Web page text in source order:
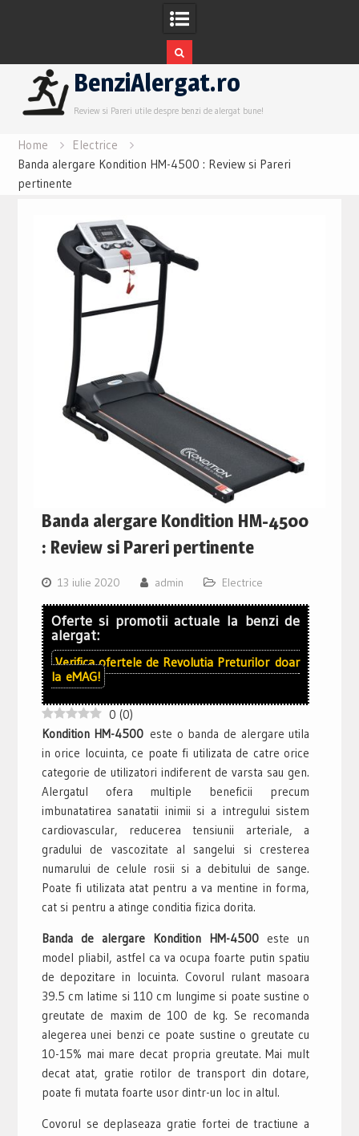
content
BenziAlergat.ro
Review si Pareri utile despre benzi de alergat bune!
Home
Electrice
Banda alergare Kondition HM-4500 : Review si Pareri
pertinente
Banda alergare Kondition HM-4500
: Review si Pareri pertinente
13 iulie 2020 admin Electrice
Oferte si promotii actuale la benzi de
alergat:
Verifica ofertele de Revolutia Preturilor doar
la eMAG!
0 (0)
Kondition HM-4500 este o banda de alergare utila
in orice locuinta, ce poate fi utilizata de catre orice
categorie de utilizatori indiferent de varsta sau gen.
Alergatul ofera multiple beneficii precum
imbunatatirea sanatatii inimii si a intregului sistem
cardiovascular, reducerea tensiunii arteriale, a
gradului de vascozitate al sangelui si cresterea
numarului de celule rosii si a debitului de sange.
Poate fi utilizata atat pentru a va mentine in forma,
cat si pentru a atinge conditia fizica dorita.
Banda de alergare Kondition HM-4500 este un
model pliabil, astfel ca va ocupa foarte putin spatiu
de depozitare in locuinta. Covorul rulant masoara
39.5 cm latime si 110 cm lungime si poate sustine o
greutate de maxim de 100 de kg. Se recomanda
alegerea unei benzi ce poate sustine o greutate cu
10-15% mai mare decat propria greutate. Mai mult
decat atat, gratie rotilor de transport din dotare,
poate fi mutata foarte usor dintr-un loc in altul.
Covorul se deplaseaza gratie fortei de tractiune a